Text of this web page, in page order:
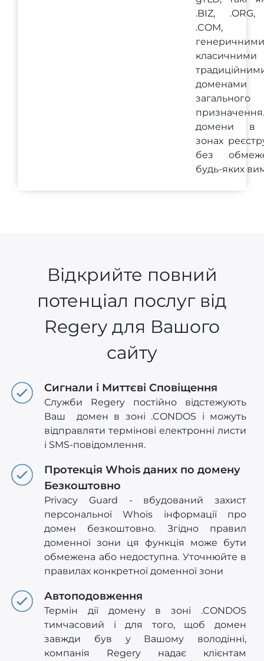
.BIZ, .ORG,
.COM,
доменами
загального
домени в
зонах
без
будь-яких
Відкрийте повний
потенціал послуг від
Regery для Вашого
сайту
Сигнали і Миттєві Сповіщення
Служби Regery постійно відстежують
Ваш домен в зоні .CONDOS і можуть
відправляти термінові електронні листи
і SMS-повідомлення.
Протекція Whois даних по домену
Безкоштовно
Privacy Guard - вбудований захист
персональної Whois інформації про
домен безкоштовно. Згідно правил
доменної зони ця функція може бути
обмежена або недоступна. Уточнюйте в
правилах конкретної доменної зони
Автоподовження
Термін дії домену в зоні .CONDOS
тимчасовий і для того, щоб домен
завжди був у Вашому володінні,
компанія Regery надає клієнтам